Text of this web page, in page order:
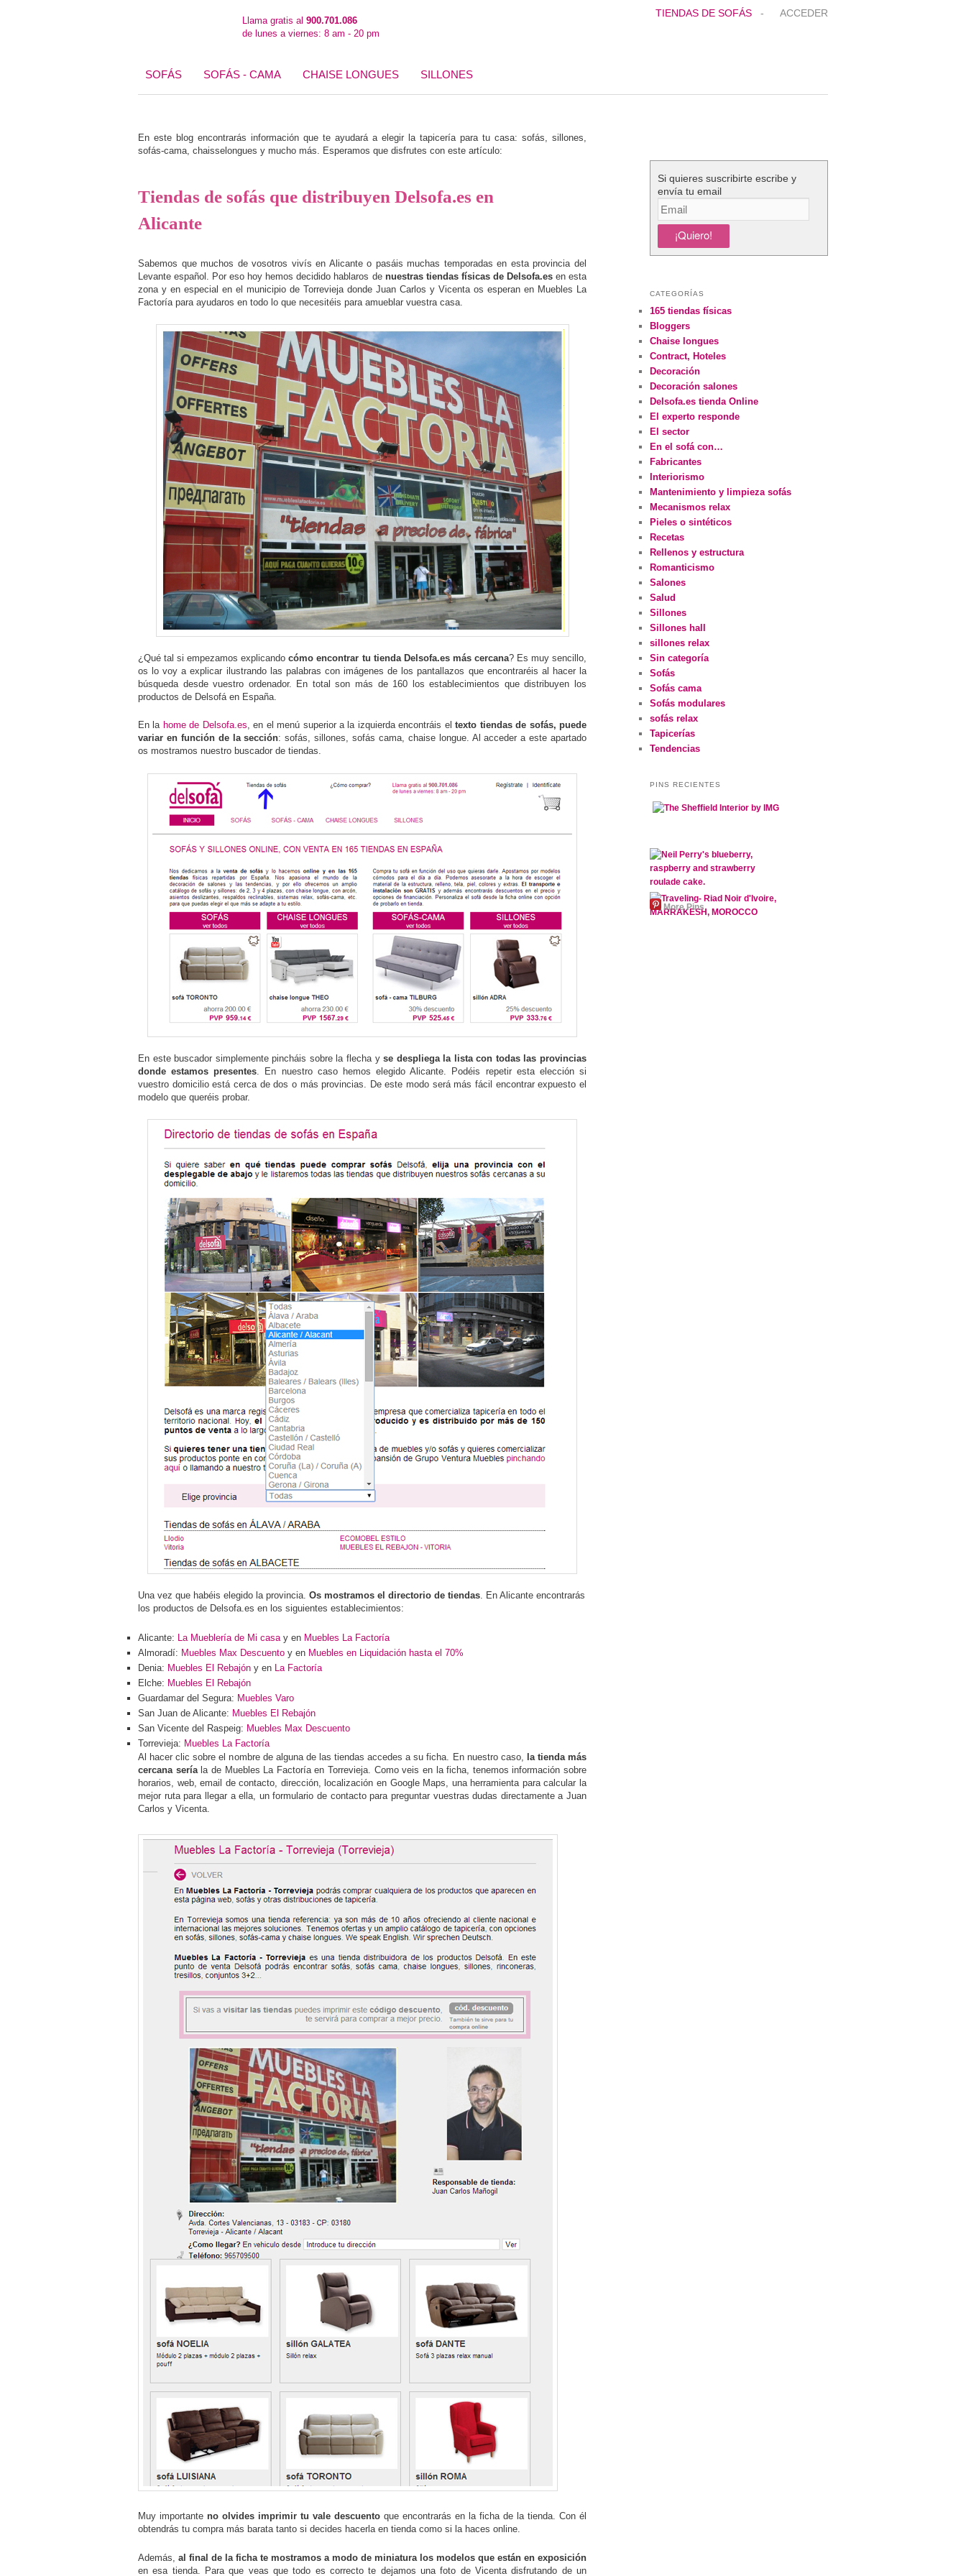
Llama gratis al 900.701.086
de lunes a viernes: 8 am - 20 pm
TIENDAS DE SOFÁS - ACCEDER
SOFÁS SOFÁS - CAMA CHAISE LONGUES SILLONES
En este blog encontrarás información que te ayudará a elegir la tapicería para tu casa: sofás, sillones,
sofás-cama, chaisselongues y mucho más. Esperamos que disfrutes con este artículo:
Tiendas de sofás que distribuyen Delsofa.es en
Alicante
Sabemos que muchos de vosotros vivís en Alicante o pasáis muchas temporadas en esta provincia del
Levante español. Por eso hoy hemos decidido hablaros de nuestras tiendas físicas de Delsofa.esen esta
zona y en especial en el municipio de Torrevieja donde Juan Carlos y Vicenta os esperan en Muebles La
Factoría para ayudaros en todo lo que necesitéis para amueblar vuestra casa.
¿Qué tal si empezamos explicandocómo encontrar tu tienda Delsofa.es más cercana? Es muy sencillo,
os lo voy a explicar ilustrando las palabras con imágenes de los pantallazos que encontraréis al hacer la
búsqueda desde vuestro ordenador. En total son más de 160 los establecimientos que distribuyen los
productos de Delsofá en España.
En la home de Delsofa.es, en el menú superior a la izquierda encontráis eltexto tiendas de sofás, puede
variar en función de la sección: sofás, sillones, sofás cama, chaise longue. Al acceder a este apartado
os mostramos nuestro buscador de tiendas.
En este buscador simplemente pincháis sobre la flecha yse despliega la lista con todas las provincias
donde estamos presentes . En nuestro caso hemos elegido Alicante. Podéis repetir esta elección si
vuestro domicilio está cerca de dos o más provincias. De este modo será más fácil encontrar expuesto el
modelo que queréis probar.
Una vez que habéis elegido la provincia. Os mostramos el directorio de tiendas . En Alicante encontrarás
los productos de Delsofa.es en los siguientes establecimientos:
Alicante: La Mueblería de Mi casay en Muebles La Factoría
Almoradí: Muebles Max Descuento y en Muebles en Liquidación hasta el 70%
Denia: Muebles El Rebajón y en La Factoría
Elche: Muebles El Rebajón
Guardamar del Segura: Muebles Varo
San Juan de Alicante: Muebles El Rebajón
San Vicente del Raspeig: Muebles Max Descuento
Torrevieja: Muebles La Factoría
Al hacer clic sobre el nombre de alguna de las tiendas accedes a su ficha. En nuestro caso, la tienda más
cercana seríala de Muebles La Factoría en Torrevieja. Como veis en la ficha, tenemos información sobre
horarios, web, email de contacto, dirección, localización en Google Maps, una herramienta para calcular la
mejor ruta para llegar a ella, un formulario de contacto para preguntar vuestras dudas directamente a Juan
Carlos y Vicenta.
Muy importante no olvides imprimir tu vale descuento que encontrarás en la ficha de la tienda. Con él
obtendrás tu compra más barata tanto si decides hacerla en tienda como si la haces online.
Además, al final de la ficha te mostramos a modo de miniatura los modelos que están en exposición
en esa tienda. Para que veas que todo es correcto te dejamos una foto de Vicenta disfrutando de un
Si quieres suscribirte escribe y
envía tu email
CATEGORÍAS
165 tiendas físicas
Bloggers
Chaise longues
Contract, Hoteles
Decoración
Decoración salones
Delsofa.es tienda Online
El experto responde
El sector
En el sofá con…
Fabricantes
Interiorismo
Mantenimiento y limpieza sofás
Mecanismos relax
Pieles o sintéticos
Recetas
Rellenos y estructura
Romanticismo
Salones
Salud
Sillones
Sillones hall
sillones relax
Sin categoría
Sofás
Sofás cama
Sofás modulares
sofás relax
Tapicerías
Tendencias
PINS RECIENTES
More Pins